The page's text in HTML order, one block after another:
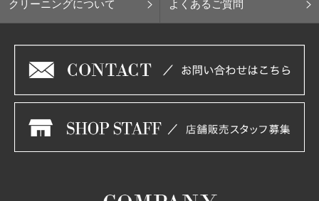
クリーニングについて よくあるご質問